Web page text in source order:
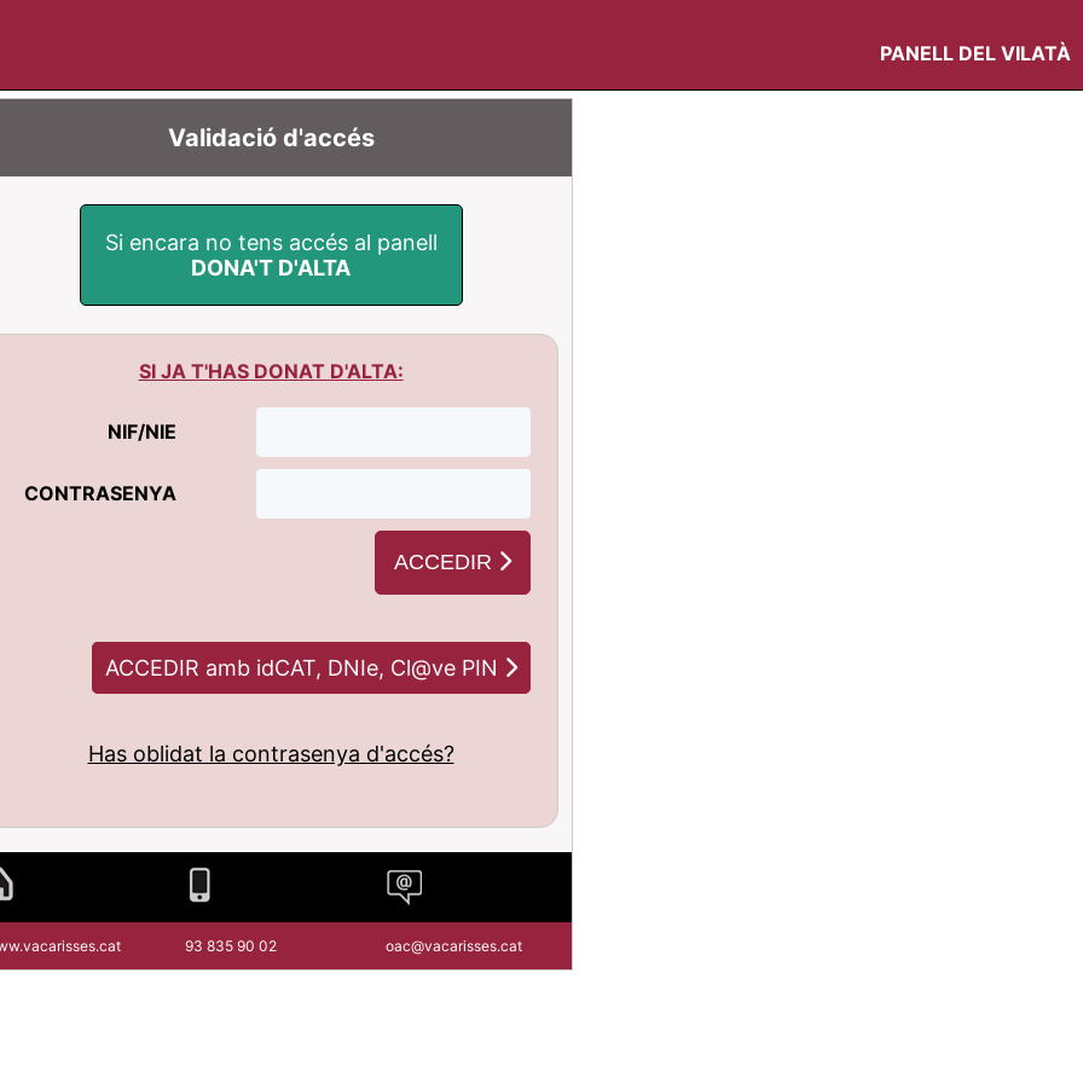
PANELL DEL VILATÀ
Validació d'accés
Si encara no tens accés al panell
DONA'T D'ALTA
SI JA T'HAS DONAT D'ALTA:
NIF/NIE
CONTRASENYA
ACCEDIR
ACCEDIR amb idCAT, DNIe, Cl@ve PIN
Has oblidat la contrasenya d'accés?
93 835 90 02 oac@vacarisses.cat